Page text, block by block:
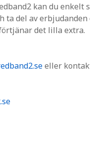
kan du enkelt
ta del av erbjudanden
det lilla extra.
eller